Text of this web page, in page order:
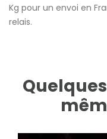
Kg pour un envoi en
relais.